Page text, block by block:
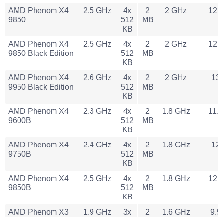
AMD Phenom X4
9850
2.5 GHz
4x
512
KB
2
MB
2 GHz
AMD Phenom X4
9850 Black Edition
2.5 GHz
4x
512
KB
2
MB
2 GHz
AMD Phenom X4
9950 Black Edition
2.6 GHz
4x
512
KB
2
MB
2 GHz
AMD Phenom X4
9600B
2.3 GHz
4x
512
KB
2
MB
1.8 GHz
AMD Phenom X4
9750B
2.4 GHz
4x
512
KB
2
MB
1.8 GHz
AMD Phenom X4
9850B
2.5 GHz
4x
512
KB
2
MB
1.8 GHz
AMD Phenom X3
1.9 GHz
3x
2
1.6 GHz